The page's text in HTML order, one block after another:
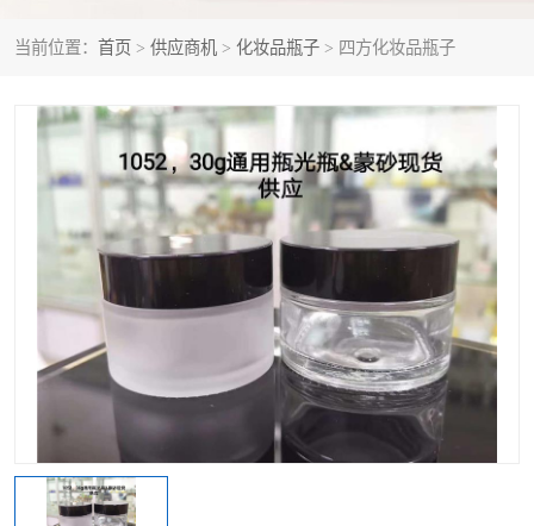
当前位置： 首页 > 供应商机 > 化妆品瓶子 > 四方化妆品瓶子